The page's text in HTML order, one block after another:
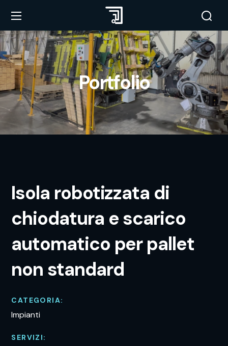
Portfolio
Isola robotizzata di
chiodatura e scarico
automatico per pallet
non standard
CATEGORIA:
Impianti
SERVIZI: